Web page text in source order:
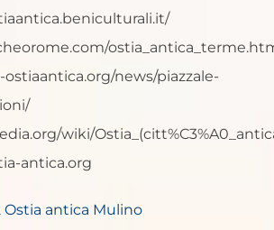
news/piazzale-
wiki/
antica.org